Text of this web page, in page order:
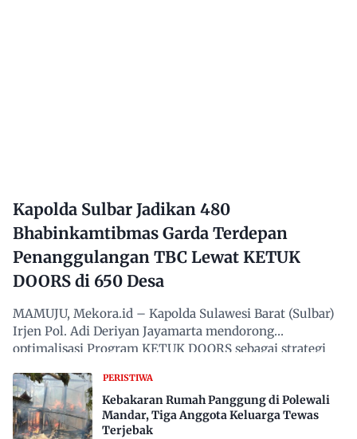
Kapolda Sulbar Jadikan 480
Bhabinkamtibmas Garda Terdepan
Penanggulangan TBC Lewat KETUK
DOORS di 650 Desa
MAMUJU, Mekora.id – Kapolda Sulawesi Barat (Sulbar)
Irjen Pol. Adi Deriyan Jayamarta mendorong
optimalisasi Program KETUK DOORS sebagai strategi
PERISTIWA
Kebakaran Rumah Panggung di Polewali
Mandar, Tiga Anggota Keluarga Tewas
Terjebak